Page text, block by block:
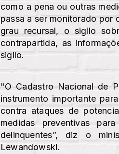
como a pena ou outras
passa a ser monitorado por
grau recursal, o sigilo
contrapartida, as
sigilo.
"O Cadastro Nacional de
instrumento importante
contra ataques de
medidas preventivas
delinquentes”, diz o
Lewandowski.